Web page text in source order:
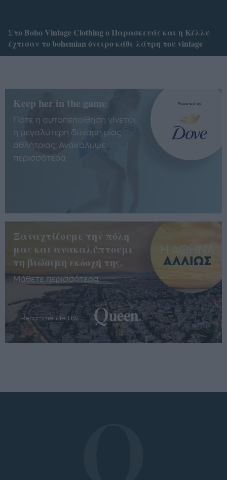
Στο Boho Vintage Clothing ο Παρασκευάς και η Κέλλυ
έχτισαν το bohemian όνειρο κάθε λάτρη του vintage
Keep her in the game
Πότε η αυτοπεποίθηση γίνεται
η μεγαλύτερη δύναμη μίας
αθλήτριας; Ανακάλυψε
περισσότερα
Ξαναχτίζουμε την πόλη
μας και ανακαλύπτουμε
τη βιώσιμη εκδοχή της.
Μάθετε περισσότερα
Recommended by